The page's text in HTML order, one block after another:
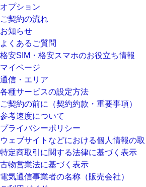
オプション
ご契約の流れ
お知らせ
よくあるご質問
格安SIM・格安スマホのお役立ち情報
マイページ
通信・エリア
各種サービスの設定方法
ご契約の前に（契約約款・重要事項）
参考速度について
プライバシーポリシー
ウェブサイトなどにおける個人情報の
特定商取引に関する法律に基づく表示
古物営業法に基づく表示
電気通信事業者の名称（販売会社）